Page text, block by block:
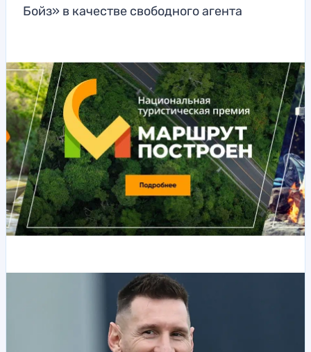
Бойз» в качестве свободного агента